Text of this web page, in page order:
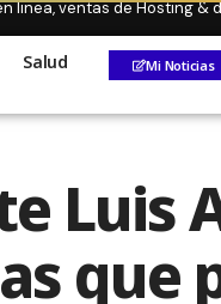
linea, ventas de Hosting &
Salud Mi Noticias
Luis
que